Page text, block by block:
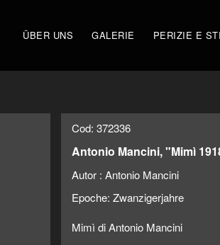
ÜBER UNS GALERIE PERIZIE E
Cod: 372336
Antonio Mancini, "Mimì
Autor : Antonio Mancini
Epoche: Zwanzigerjahre
Mimì di Antonio Mancini